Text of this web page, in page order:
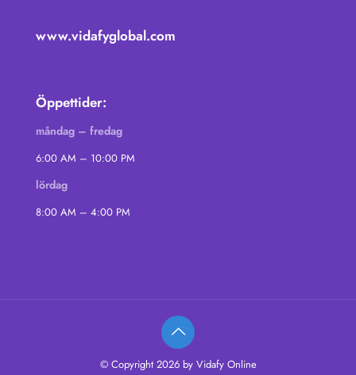
www.vidafyglobal.com
Öppettider:
måndag – fredag
6:00 AM – 10:00 PM
lördag
8:00 AM – 4:00 PM
© Copyright 2026 by Vidafy Online